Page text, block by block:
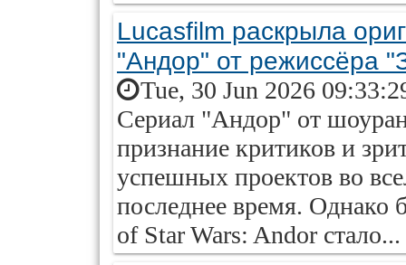
Lucasfilm раскрыла
"Андор" от режиссёра
Tue, 30 Jun 2026
Сериал "Андор" от
признание критиков и
успешных проектов во
последнее время. Однако
of Star Wars: Andor стало...